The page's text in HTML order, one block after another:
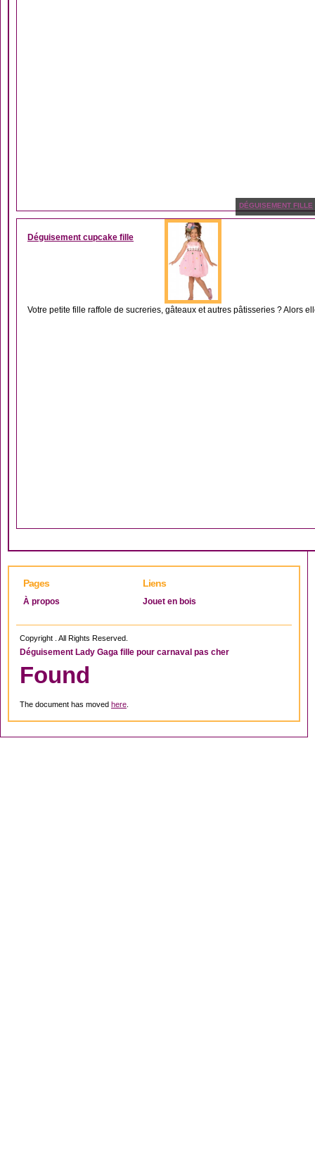
DÉGUISEMENT FILLE
Déguisement cupcake fille
Votre petite fille raffole de sucreries, gâteaux et autres pâtisseries ? Alors
Pages
À propos
Liens
Jouet en bois
Copyright . All Rights Reserved.
Déguisement Lady Gaga fille pour carnaval pas cher
Found
The document has moved here